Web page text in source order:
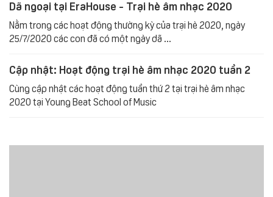
Dã ngoại tại EraHouse - Trại hè âm nhạc 2020
Nằm trong các hoạt động thường kỳ của trại hè 2020, ngày
25/7/2020 các con đã có một ngày dã ...
Cập nhật: Hoạt động trại hè âm nhạc 2020 tuần 2
Cùng cập nhật các hoạt động tuần thứ 2 tại trại hè âm nhạc
2020 tại Young Beat School of Music